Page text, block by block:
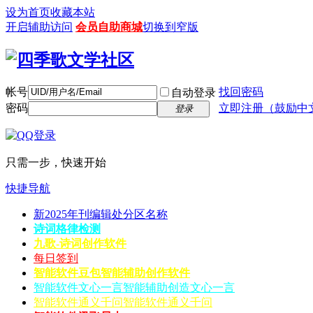
设为首页收藏本站
开启辅助访问 会员自助商城切换到窄版
帐号 自动登录 找回密码
密码
登录 立即注册（鼓励中
只需一步，快速开始
快捷导航
新2025年刊编辑处分区名称
诗词格律检测
九歌-诗词创作软件
每日签到
智能软件豆包智能辅助创作软件
智能软件文心一言智能辅助创造文心一言
智能软件通义千问智能软件通义千问